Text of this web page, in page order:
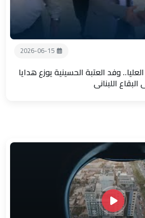
2026-06-15
وفد العتبة الحسينية يوزع هدايا
اللبناني